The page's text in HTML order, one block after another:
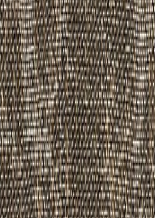
ン100％（原着ナイロン）